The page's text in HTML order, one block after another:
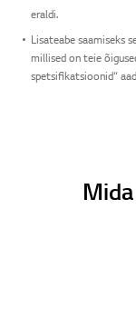
eraldi.
Lisateabe saamiseks
millised on teie
spetsifikatsioonid“